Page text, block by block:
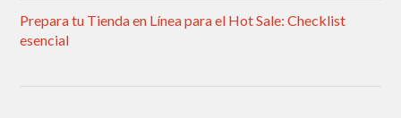
Prepara tu Tienda en Línea para el Hot Sale: Checklist
esencial